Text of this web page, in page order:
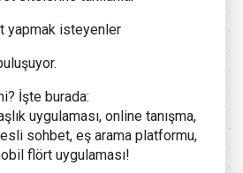
yapmak isteyenler
İşte burada:
uygulaması, online tanışma,
sohbet, eş arama platformu,
flört uygulaması!